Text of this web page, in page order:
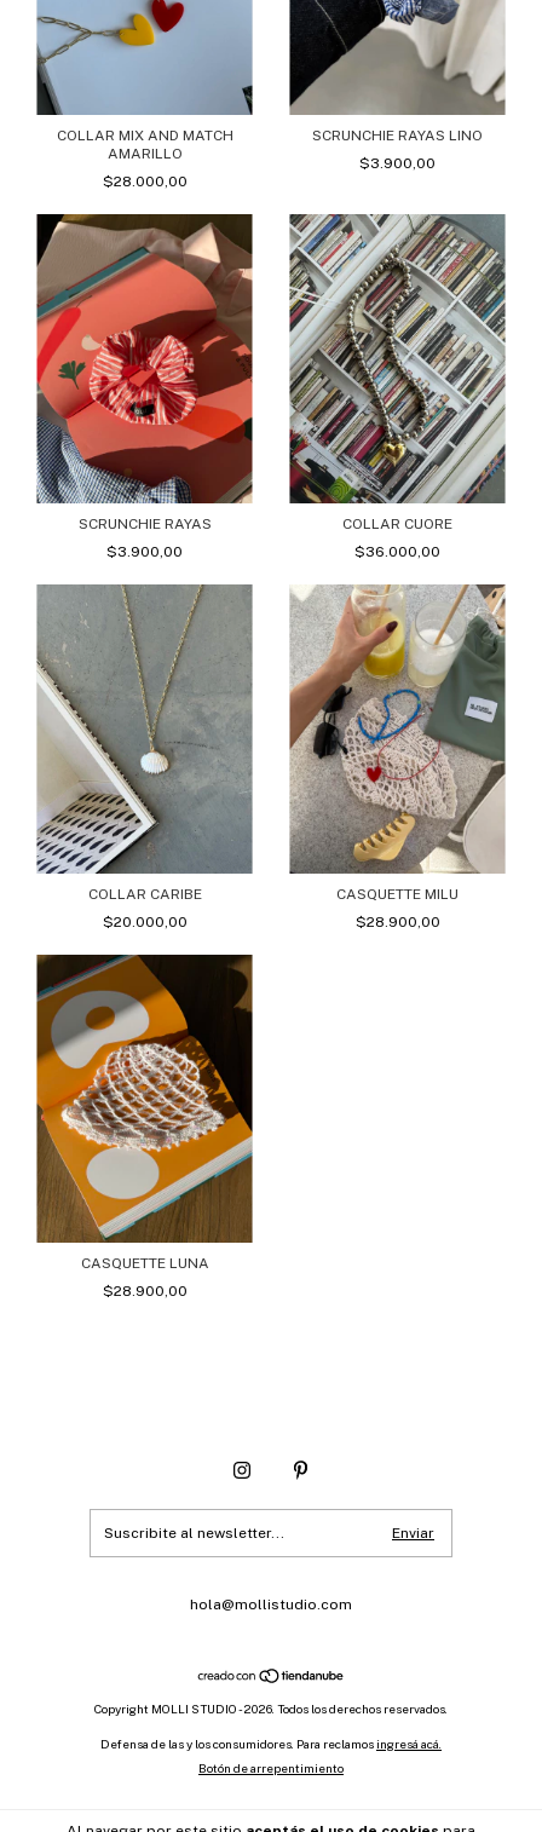
COLLAR MIX AND MATCH
AMARILLO
$28.000,00
SCRUNCHIE RAYAS LINO
$3.900,00
SCRUNCHIE RAYAS
$3.900,00
COLLAR CUORE
$36.000,00
COLLAR CARIBE
$20.000,00
CASQUETTE MILU
$28.900,00
CASQUETTE LUNA
$28.900,00
hola@mollistudio.com
Copyright MOLLI STUDIO - 2026. Todos los derechos reservados.
Defensa de las y los consumidores. Para reclamos ingresá acá.
Botón de arrepentimiento